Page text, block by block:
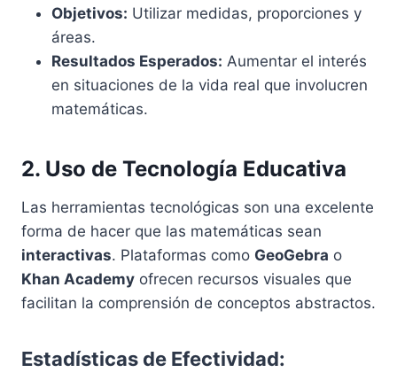
Objetivos: Utilizar medidas, proporciones y
áreas.
Resultados Esperados: Aumentar el interés
en situaciones de la vida real que involucren
matemáticas.
2. Uso de Tecnología Educativa
Las herramientas tecnológicas son una excelente
forma de hacer que las matemáticas sean
interactivas. Plataformas como GeoGebra o
Khan Academy ofrecen recursos visuales que
facilitan la comprensión de conceptos abstractos.
Estadísticas de Efectividad: